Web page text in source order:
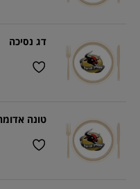
דג נסיכה
טונה